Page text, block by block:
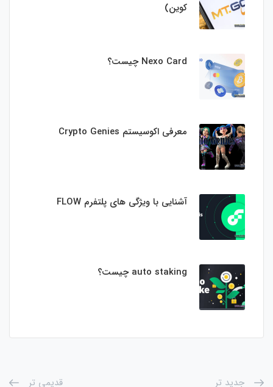
کوین)
Nexo Card چیست؟
معرفی اکوسیستم Crypto Genies
آشنایی با ویژگی های پلتفرم FLOW
auto staking چیست؟
جدید تر قدیمی تر